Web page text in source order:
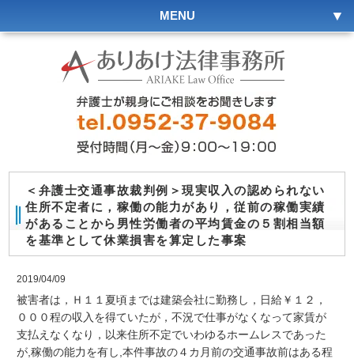
MENU
＜弁護士交通事故裁判例＞現実収入の認められない
住所不定者に，稼働の能力があり，従前の稼働実績
があることから男性労働者の平均賃金の５割相当額
を基準として休業損害を算定した事案
2019/04/09
被害者は，Ｈ１１夏頃までは建築会社に勤務し，日給￥１２，
０００程の収入を得ていたが，不況で仕事がなくなって家賃が
支払えなくなり，以来住所不定でいわゆるホームレスであった
が,稼働の能力を有し,本件事故の４カ月前の交通事故前はある程